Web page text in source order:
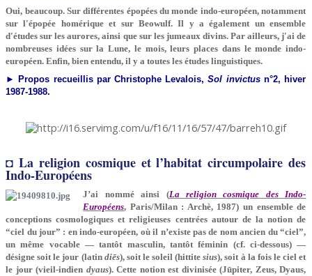
Oui, beaucoup. Sur différentes épopées du monde indo-européen, notamment
sur l'épopée homérique et sur Beowulf. Il y a également un ensemble
d'études sur les aurores, ainsi que sur les jumeaux divins. Par ailleurs, j'ai de
nombreuses idées sur la Lune, le mois, leurs places dans le monde indo-
européen. Enfin, bien entendu, il y a toutes les études linguistiques.
► Propos recueillis par Christophe Levalois,Sol invictusn°2, hiver
1987-1988.
◘ La religion cosmique et l’habitat circumpolaire des
Indo-Européens
J’ai nommé ainsi (La religion cosmique des Indo-
Européens, Paris/Milan : Archè, 1987) un ensemble de
conceptions cosmologiques et religieuses centrées autour de la notion de
“ciel du jour” : en indo-européen, où il n’existe pas de nom ancien du “ciel”,
un même vocable — tantôt masculin, tantôt féminin (cf. ci-dessous) —
désigne soit le jour (latin diēs), soit le soleil (hittitesius), soit à la fois le ciel et
le jour (vieil-indien dyaus). Cette notion est divinisée (Jūpiter, Zeus, Dyaus,